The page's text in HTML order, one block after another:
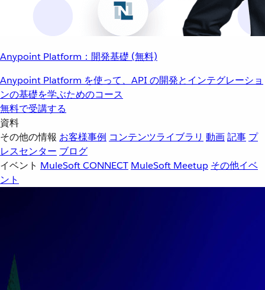
Anypoint Platform：開発基礎 (無料)
Anypoint Platform を使って、API の開発とインテグレーショ
ンの基礎を学ぶためのコース
無料で受講する
資料
その他の情報 お客様事例 コンテンツライブラリ 動画記事 プ
レスセンター ブログ
イベント MuleSoft CONNECT MuleSoft Meetup その他イベ
ント